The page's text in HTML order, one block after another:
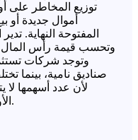
توزيع المخاطر على
أموال جديدة
المفتوحة النهاية.
وتحسب قيمة رأس المال
وتوجد شركات
صناديق نامية، بينما
لأن عدد أسهمها
الأوراق المالية بحسب العرض والطلب.